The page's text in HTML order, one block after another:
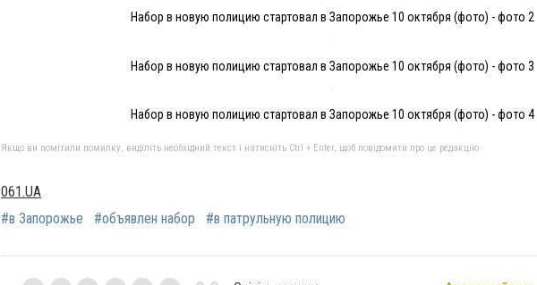
Набор в новую полицию стартовал в Запорожье 10 октября (фото) - фото 2
Набор в новую полицию стартовал в Запорожье 10 октября (фото) - фото 3
Набор в новую полицию стартовал в Запорожье 10 октября (фото) - фото 4
Якщо ви помітили помилку, виділіть необхідний текст і натисніть Ctrl + Enter, щоб повідомити про це редакцію
061.UA
#в Запорожье
#объявлен набор #в патрульную полицию